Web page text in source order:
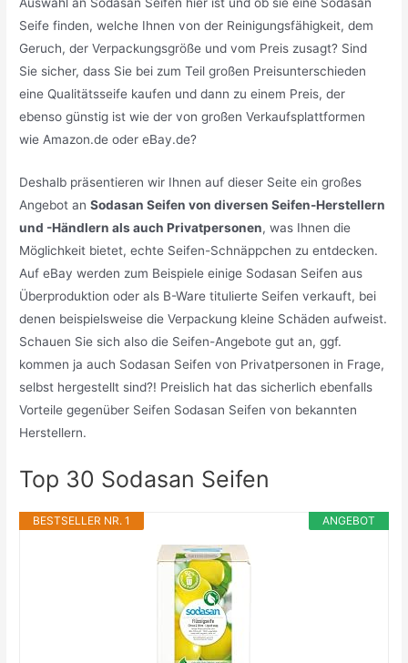
Seife finden, welche Ihnen von der Reinigungsfähigkeit, dem
Geruch, der Verpackungsgröße und vom Preis zusagt? Sind
Sie sicher, dass Sie bei zum Teil großen Preisunterschieden
eine Qualitätsseife kaufen und dann zu einem Preis, der
ebenso günstig ist wie der von großen Verkaufsplattformen
wie Amazon.de oder eBay.de?
Deshalb präsentieren wir Ihnen auf dieser Seite ein großes
Angebot anSodasan Seifen von diversen Seifen-Herstellern
und -Händlern als auch Privatpersonen, was Ihnen die
Möglichkeit bietet, echte Seifen-Schnäppchen zu entdecken.
Auf eBay werden zum Beispiele einige Sodasan Seifen aus
Überproduktion oder als B-Ware titulierte Seifen verkauft, bei
denen beispielsweise die Verpackung kleine Schäden aufweist.
Schauen Sie sich also die Seifen-Angebote gut an, ggf.
kommen ja auch Sodasan Seifen von Privatpersonen in Frage,
selbst hergestellt sind?! Preislich hat das sicherlich ebenfalls
Vorteile gegenüber Seifen Sodasan Seifen von bekannten
Herstellern.
Top 30 Sodasan Seifen
ANGEBOT
BESTSELLER NR. 1